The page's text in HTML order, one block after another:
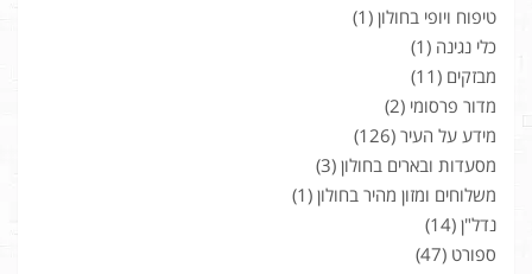
טיפוח ויופי בחולון (1)
כלי נגינה (1)
מבזקים (11)
מדור פרסומי (2)
מידע על העיר (126)
מסעדות ובארים בחולון (3)
משלוחים ומזון מהיר בחולון (1)
נדל"ן (14)
ספורט (47)